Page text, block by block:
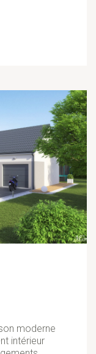
moderne
intérieur